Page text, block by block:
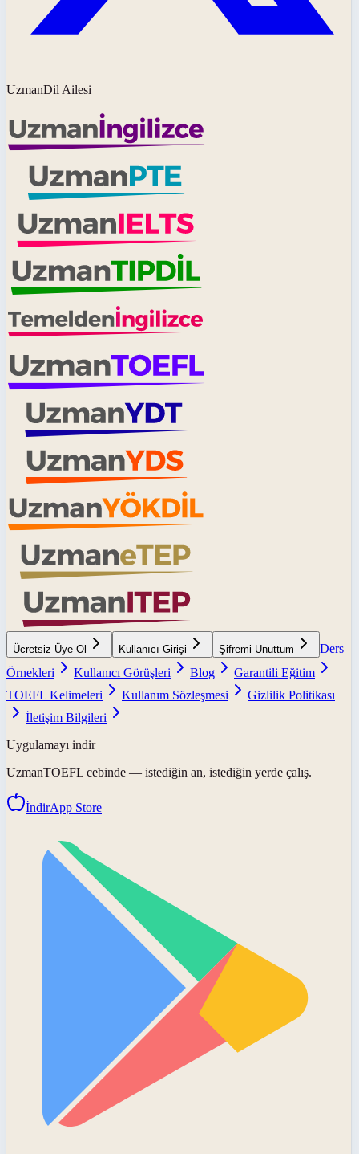
UzmanDil Ailesi
Ücretsiz Üye Ol Kullanıcı Girişi Şifremi Unuttum
Ders
Örnekleri
Kullanıcı Görüşleri Blog
Garantili Eğitim
TOEFL Kelimeleri
Kullanım Sözleşmesi
Gizlilik Politikası
İletişim Bilgileri
Uygulamayı indir
UzmanTOEFL cebinde — istediğin an, istediğin yerde çalış.
İndirApp Store